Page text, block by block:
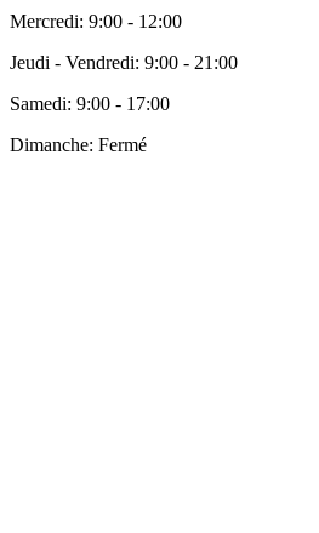
Mercredi: 9:00 - 12:00
Jeudi - Vendredi: 9:00 - 21:00
Samedi: 9:00 - 17:00
Dimanche: Fermé